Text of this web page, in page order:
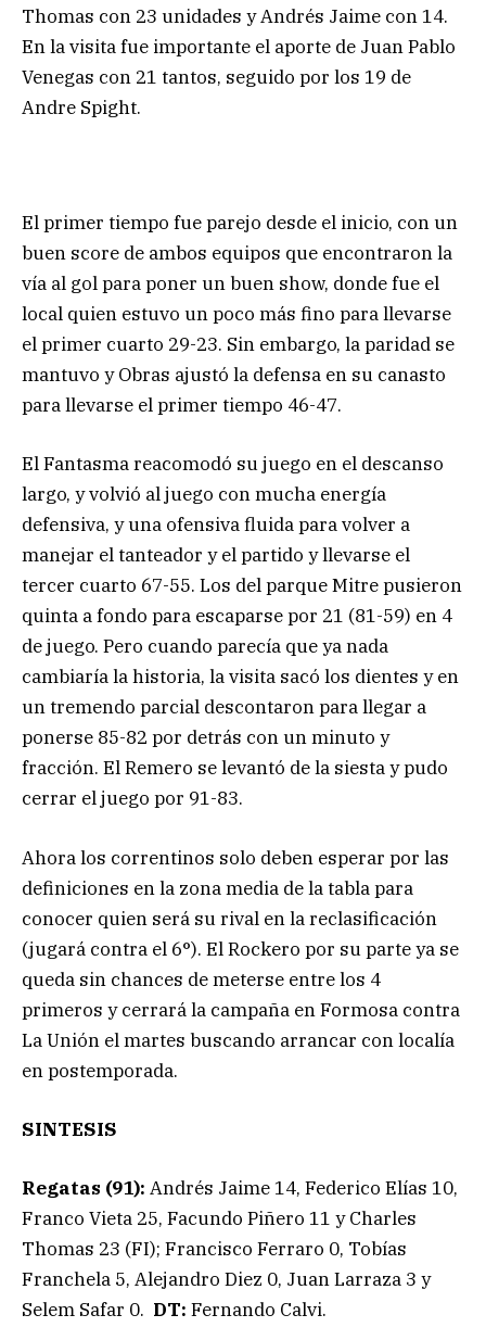
Thomas con 23 unidades y Andrés Jaime con 14.
En la visita fue importante el aporte de Juan Pablo
Venegas con 21 tantos, seguido por los 19 de
Andre Spight.
El primer tiempo fue parejo desde el inicio, con un
buen score de ambos equipos que encontraron la
vía al gol para poner un buen show, donde fue el
local quien estuvo un poco más fino para llevarse
el primer cuarto 29-23. Sin embargo, la paridad se
mantuvo y Obras ajustó la defensa en su canasto
para llevarse el primer tiempo 46-47.
El Fantasma reacomodó su juego en el descanso
largo, y volvió al juego con mucha energía
defensiva, y una ofensiva fluida para volver a
manejar el tanteador y el partido y llevarse el
tercer cuarto 67-55. Los del parque Mitre pusieron
quinta a fondo para escaparse por 21 (81-59) en 4
de juego. Pero cuando parecía que ya nada
cambiaría la historia, la visita sacó los dientes y en
un tremendo parcial descontaron para llegar a
ponerse 85-82 por detrás con un minuto y
fracción. El Remero se levantó de la siesta y pudo
cerrar el juego por 91-83.
Ahora los correntinos solo deben esperar por las
definiciones en la zona media de la tabla para
conocer quien será su rival en la reclasificación
(jugará contra el 6°). El Rockero por su parte ya se
queda sin chances de meterse entre los 4
primeros y cerrará la campaña en Formosa contra
La Unión el martes buscando arrancar con localía
en postemporada.
SINTESIS
Regatas (91): Andrés Jaime 14, Federico Elías 10,
Franco Vieta 25, Facundo Piñero 11 y Charles
Thomas 23 (FI); Francisco Ferraro 0, Tobías
Franchela 5, Alejandro Diez 0, Juan Larraza 3 y
Selem Safar 0. DT: Fernando Calvi.